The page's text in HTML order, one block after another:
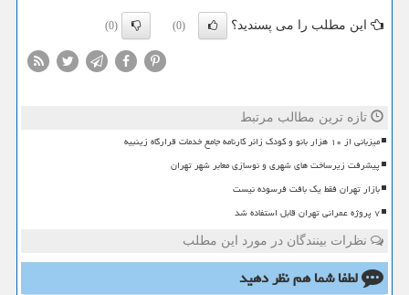
این مطلب را می پسندید؟ (0)
(0)
تازه ترین مطالب مرتبط
میزبانی از ۱۰ هزار بانو و کودک زائر کارنامه جامع خدمات قرارگاه زینبیه
پیشرفت زیرساخت های شهری و نوسازی معابر شهر تهران
بازار تهران فقط یک بافت فرسوده نیست
۷ پروژه عمرانی تهران قابل استفاده شد
نظرات بینندگان در مورد این مطلب
لطفا شما همنظر دهید